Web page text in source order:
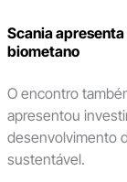
Scania
biometano
O encontro
apresentou
desenvolvimento
sustentável.